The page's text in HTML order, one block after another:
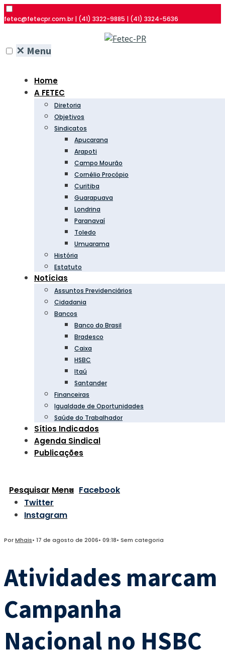
fetec@fetecpr.com.br | (41) 3322-9885 | (41) 3324-5636
✕ Menu
Home
A FETEC
Diretoria
Objetivos
Sindicatos
Apucarana
Arapoti
Campo Mourão
Cornélio Procópio
Curitiba
Guarapuava
Londrina
Paranavaí
Toledo
Umuarama
História
Estatuto
Notícias
Assuntos Previdenciários
Cidadania
Bancos
Banco do Brasil
Bradesco
Caixa
HSBC
Itaú
Santander
Financeiras
Igualdade de Oportunidades
Saúde do Trabalhador
Sítios Indicados
Agenda Sindical
Publicações
Pesquisar Menu Facebook
Twitter
Instagram
PorMhais• 17 de agosto de 2006• 09:18• Sem categoria
Atividades marcam
Campanha
Nacional no HSBC